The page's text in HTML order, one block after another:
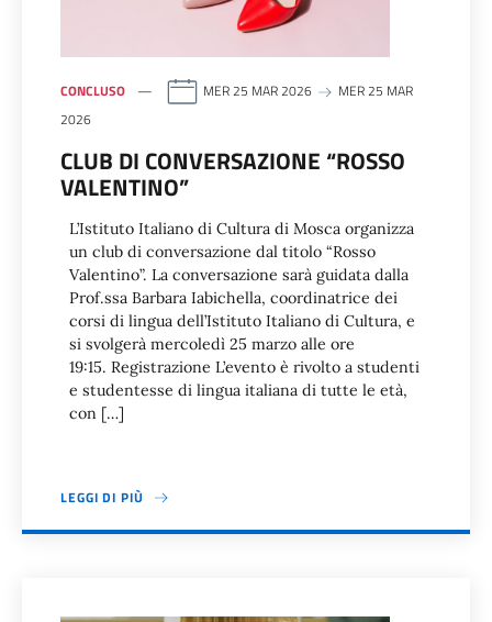
CONCLUSO MER 25 MAR 2026
MER 25 MAR
2026
CLUB DI CONVERSAZIONE “ROSSO
VALENTINO”
L’Istituto Italiano di Cultura di Mosca organizza
un club di conversazione dal titolo “Rosso
Valentino”. La conversazione sarà guidata dalla
Prof.ssa Barbara Iabichella, coordinatrice dei
corsi di lingua dell’Istituto Italiano di Cultura, e
si svolgerà mercoledì 25 marzo alle ore
19:15. Registrazione L’evento è rivolto a studenti
e studentesse di lingua italiana di tutte le età,
con […]
LEGGI DI PIÙ